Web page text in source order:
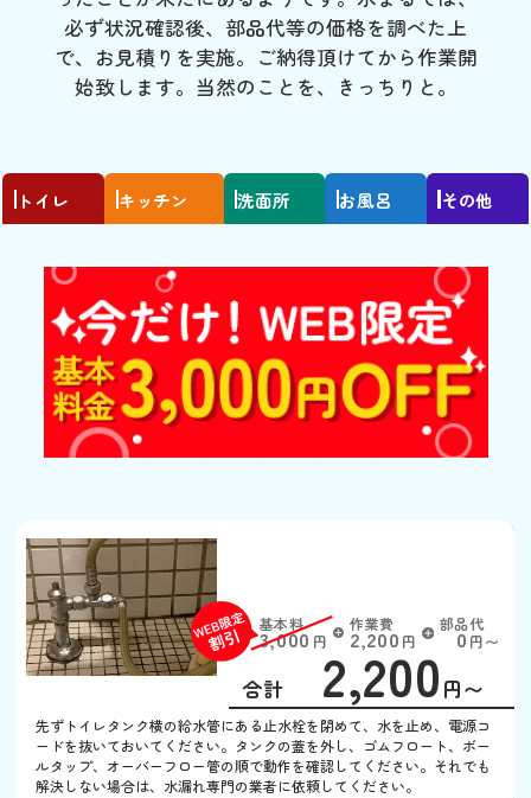
必ず状況確認後、部品代等の価格を調べた上
で、お見積りを実施。ご納得頂けてから作業開
始致します。当然のことを、きっちりと。
トイレ キッチン 洗面所 お風呂 その他
基本料
3,000 円 W
EB
限
定
割
引
作業費
2,200 円
部品代
0円〜
合計 2,200 円〜
先ずトイレタンク横の給水管にある止水栓を閉めて、水を止め、電源コ
ードを抜いておいてください。タンクの蓋を外し、ゴムフロート、ボー
ルタップ、オーバーフロー管の順で動作を確認してください。それでも
解決しない場合は、水漏れ専門の業者に依頼してください。